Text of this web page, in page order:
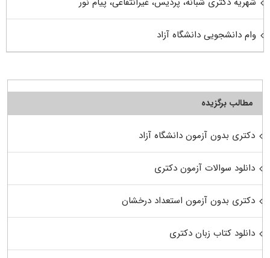
وام دانشجویی دانشگاه آزاد
مطالب برگزیده
دکتری بدون آزمون دانشگاه آزاد
دانلود سوالات آزمون دکتری
دکتری بدون آزمون استعداد درخشان
دانلود کتاب زبان دکتری